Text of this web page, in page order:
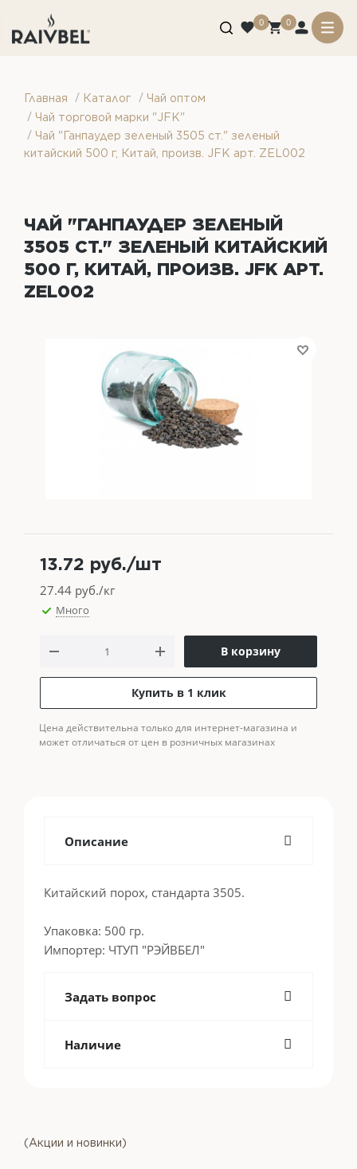
0 0
Главная / Каталог / Чай оптом
/ Чай торговой марки "JFK"
/ Чай "Ганпаудер зеленый 3505 ст." зеленый
китайский 500 г, Китай, произв. JFK арт. ZEL002
ЧАЙ "ГАНПАУДЕР ЗЕЛЕНЫЙ
3505 СТ." ЗЕЛЕНЫЙ КИТАЙСКИЙ
500 Г, КИТАЙ, ПРОИЗВ. JFK АРТ.
ZEL002
13.72 руб./шт
27.44 руб./кг
Много
В корзину
Купить в 1 клик
Цена действительна только для интернет-магазина и
может отличаться от цен в розничных магазинах
Описание
Китайский порох, стандарта 3505.
Упаковка: 500 гр.
Импортер: ЧТУП "РЭЙВБЕЛ"
Задать вопрос
Наличие
(Акции и новинки)